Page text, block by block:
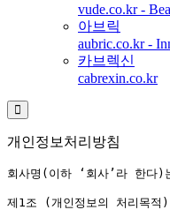
vude.co.kr -
아브릭
aubric.co.kr -
카브렉신
cabrexin.co.kr
개인정보처리방침
회사명(이하 ‘회사’라 한다
제1조 (개인정보의 처리목적)